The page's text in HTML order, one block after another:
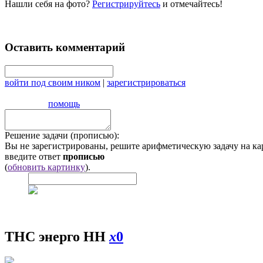
Нашли себя на фото? Регистрируйтесь и отмечайтесь!
Оставить комментарий
войти под своим ником | зарегистрироваться
помощь
Решение задачи (прописью):
Вы не зарегистрированы, решите арифметическую задачу на
введите ответ прописью
(обновить картинку).
ТНС энерго НН x0